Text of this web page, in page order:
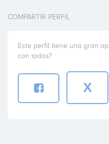
COMPARTIR PERFIL
Este perfil tiene una gran
con todos?
X